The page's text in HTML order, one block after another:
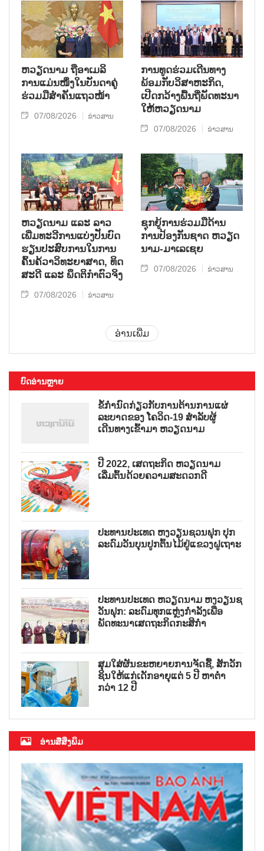
ຫ​ວຽດ​ນາມ ຖື​ອາ​ເມ​ລິ​
ການ​ແມ່ນ​ໜຶ່ງ​ໃນ​ບັນ​ດາ​ຄູ່​
ຮ່ວມ​ມື​ສຳ​ຄັນ​ແຖວ​ໜ້າ
07/08/2026 ຂ່າວສານ
ການ​ທູດ​ຮ່ວມ​ເດີນ​ທາງ​
ພ້ອມກັບ​ວິ​ສາ​ຫະ​ກ​ິດ,
ເປີດກວ້າງ​ພື້ນ​ຖີ່​ພັດ​ທະ​ນາ​
ໃຫ້​ຫວຽດ​ນາມ
07/08/2026 ຂ່າວສານ
ຫວຽດ​ນາມ ແລະ ລາວ​
ເພີ່ມ​ທະ​ວີ​ການ​ແບ່​ງ​ປັນ​ບົດ​
ຮຽນ​ປະ​ສົບ​ການ​ໃນ​ການ​
ຄົ້ນ​ຄ້​ວາ​ວິ​ທະ​ຍາ​ສາດ, ທິດ​
ສະ​ດີ ແລະ ພຶດ​ຕິ​ກຳຕົວ​ຈິງ
07/08/2026 ຂ່າວສານ
ຊຸກ​ຍູ້​ການ​ຮ່ວມ​ມື​ດ້ານ​
ການ​ປ້ອງ​ກັນ​ຊາດ ຫວຽດ​
ນາມ-ມາ​ເລ​ເຊຍ
07/08/2026 ຂ່າວສານ
ອ່ານເພີ່ມ
ບົດອ່ານຫຼາຍ
ຂໍ້ກຳນົດກ່ຽວກັບການຕ້ານການແຜ່
ລະບາດຂອງ ໂຄວິດ-19 ສຳລັບຜູ້
ເດີນທາງເຂົ້າມາ ຫວຽດນາມ
ປີ 2022, ເສດຖະກິດ ຫວຽດນາມ
ເລີ່ມຕົ້ນດ້ວຍຄວາມສະດວກດີ
ປະທານປະເທດ ຫງວຽນຊວນຟຸກ ປຸກ
ລະດົມວັນບຸນປູກຕົ້ນໄມ້ຢູ່ແຂວງຝູເຖາະ
ປະທານປະເທດ ຫວຽດນາມ ຫງວຽນຊ
ວັນຟຸກ: ລະດົມທຸກແຫຼ່ງກຳລັງເພື່ອ
ພັດທະນາເສດຖະກິດກະສິກຳ
ສຸມໃສ່ຜັນຂະຫຍາຍການຈັດຊື້, ສັກວັກ
ຊິນໃຫ້ແກ່ເດັກອາຍຸແຕ່ 5 ປີ ຫາຕ່ຳ
ກວ່າ 12 ປີ
ອ່ານສື່ສິ່ງພິມ